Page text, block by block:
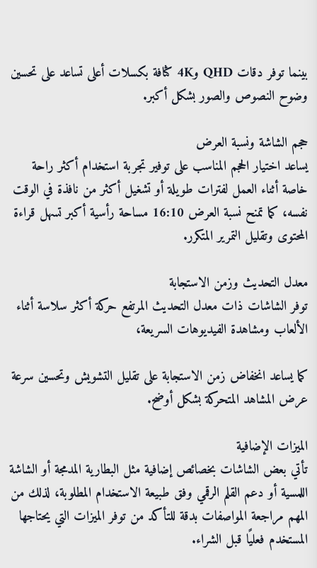
بينما توفر دقات QHD و4K كثافة بكسلات أعلى تساعد على تحسين
وضوح النصوص والصور بشكل أكبر.
حجم الشاشة ونسبة العرض
يساعد اختيار الحجم المناسب على توفير تجربة استخدام أكثر راحة
خاصة أثناء العمل لفترات طويلة أو تشغيل أكثر من نافذة في الوقت
نفسه، كما تمنح نسبة العرض 16:10 مساحة رأسية أكبر تسهل قراءة
المحتوى وتقليل التمرير المتكرر.
معدل التحديث وزمن الاستجابة
توفر الشاشات ذات معدل التحديث المرتفع حركة أكثر سلاسة أثناء
الألعاب ومشاهدة الفيديوهات السريعة،
كما يساعد انخفاض زمن الاستجابة على تقليل التشويش وتحسين سرعة
عرض المشاهد المتحركة بشكل أوضح.
الميزات الإضافية
تأتي بعض الشاشات بخصائص إضافية مثل البطارية المدمجة أو الشاشة
اللمسية أو دعم القلم الرقمي وفق طبيعة الاستخدام المطلوبة، لذلك من
المهم مراجعة المواصفات بدقة للتأكد من توفر الميزات التي يحتاجها
المستخدم فعليًا قبل الشراء.